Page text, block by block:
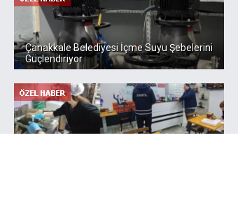
Çanakkale Belediyesi İçme Suyu Şebelerini
Güçlendiriyor